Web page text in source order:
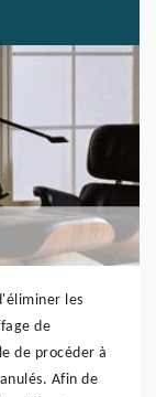
les
de
de procéder à
Afin de